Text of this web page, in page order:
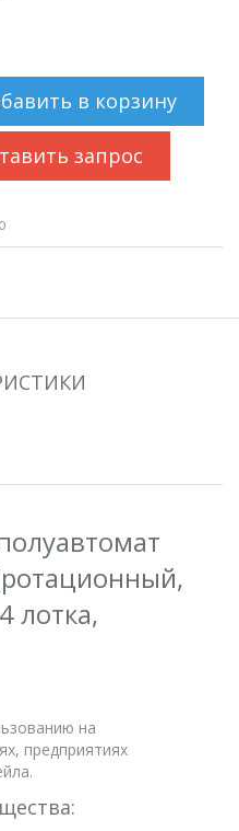
в корзину
запрос
лотка,
на
предприятиях